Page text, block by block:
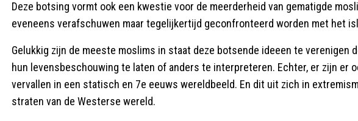
Deze botsing vormt ook een kwestie voor de meerderheid van gematigde
eveneens verafschuwen maar tegelijkertijd geconfronteerd worden met het
Gelukkig zijn de meeste moslims in staat deze botsende ideeen te verenigen
hun levensbeschouwing te laten of anders te interpreteren. Echter, er zijn er
vervallen in een statisch en 7e eeuws wereldbeeld. En dit uit zich in
straten van de Westerse wereld.